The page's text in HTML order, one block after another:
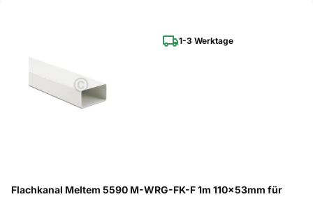
1-3 Werktage
Flachkanal Meltem 5590 M-WRG-FK-F 1m 110x53mm für